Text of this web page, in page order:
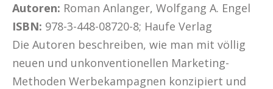
Autoren: Roman Anlanger, Wolfgang A. Engel
ISBN: 978-3-448-08720-8; Haufe Verlag
Die Autoren beschreiben, wie man mit völlig
neuen und unkonventionellen Marketing-
Methoden Werbekampagnen konzipiert und